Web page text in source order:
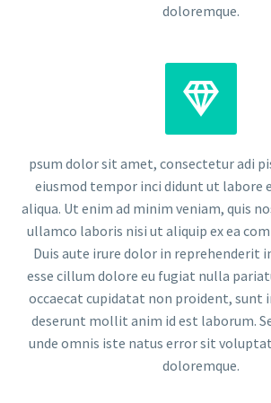
doloremque.


psum dolor sit amet, consectetur adi
eiusmod tempor inci didunt ut labore
aliqua. Ut enim ad minim veniam, quis
ullamco laboris nisi ut aliquip ex ea
Duis aute irure dolor in reprehenderit
esse cillum dolore eu fugiat nulla
occaecat cupidatat non proident, sunt
deserunt mollit anim id est laborum.
unde omnis iste natus error sit
doloremque.